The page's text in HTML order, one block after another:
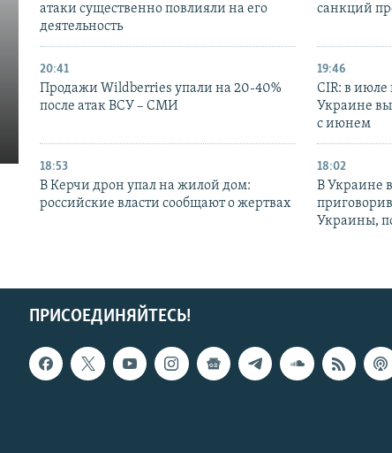
атаки существенно повлияли на его
деятельность
санкций
20:41
Продажи Wildberries упали на 20-40%
после атак ВСУ – СМИ
19:46
CIR: в июле
Украине
с июнем
18:53
В Керчи дрон упал на жилой дом:
российские власти сообщают о жертвах
18:02
В Украине
Украины,
ПРИСОЕДИНЯЙТЕСЬ!